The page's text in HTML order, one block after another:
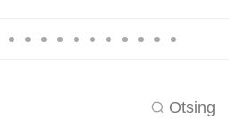
Otsing